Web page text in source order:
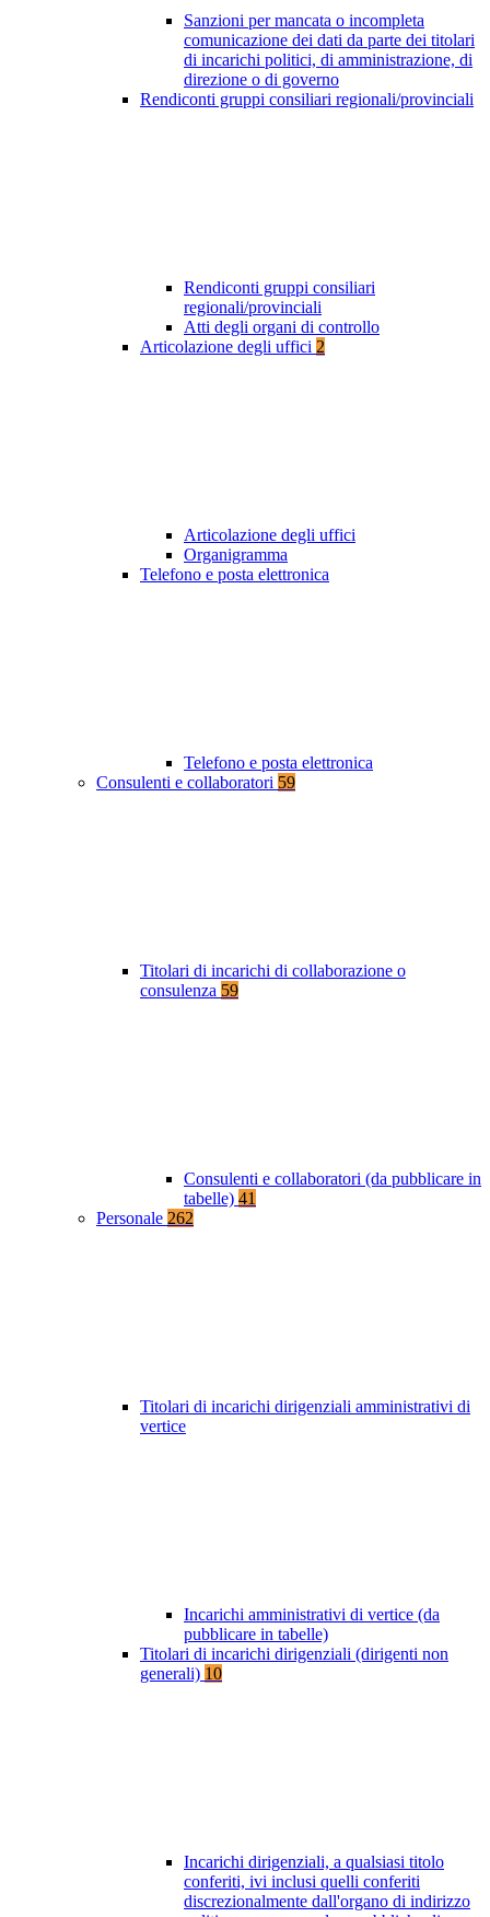
Sanzioni per mancata o incompleta
comunicazione dei dati da parte dei titolari
di incarichi politici, di amministrazione, di
direzione o di governo
Rendiconti gruppi consiliari regionali/provinciali
Rendiconti gruppi consiliari
regionali/provinciali
Atti degli organi di controllo
Articolazione degli uffici 2
Articolazione degli uffici
Organigramma
Telefono e posta elettronica
Telefono e posta elettronica
Consulenti e collaboratori 59
Titolari di incarichi di collaborazione o
consulenza 59
Consulenti e collaboratori (da pubblicare in
tabelle) 41
Personale 262
Titolari di incarichi dirigenziali amministrativi di
vertice
Incarichi amministrativi di vertice (da
pubblicare in tabelle)
Titolari di incarichi dirigenziali (dirigenti non
generali) 10
Incarichi dirigenziali, a qualsiasi titolo
conferiti, ivi inclusi quelli conferiti
discrezionalmente dall'organo di indirizzo